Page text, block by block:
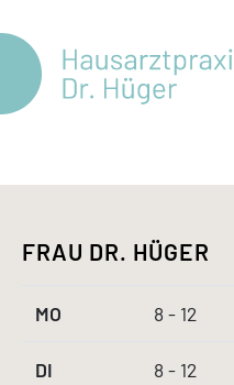
FRAU DR. HÜGER
MO 8 - 12
DI 8 - 12